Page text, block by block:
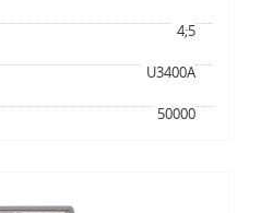
4;5
U3400A
50000